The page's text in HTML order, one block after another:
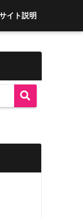
イト説明